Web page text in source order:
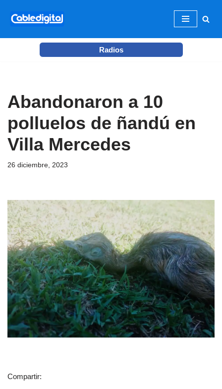
al
Radios
Abandonaron a 10
polluelos de ñandú en
Villa Mercedes
26 diciembre, 2023
Compartir: